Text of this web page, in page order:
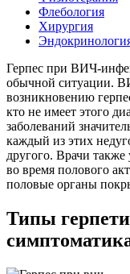
Флебология
Хирургия
Герпес при ВИЧ-
обычной ситуации.
возникновению
кто не имеет этого
заболеваний
каждый из этих
другого. Врачи
во время полового
половые органы
Типы